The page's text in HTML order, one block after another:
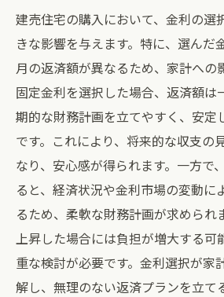
建売住宅の購入において、金利の選
きな影響を与えます。特に、選んだ
月の返済額が異なるため、家計への
固定金利を選択した場合、返済額は
期的な財務計画を立てやすく、安定
です。これにより、将来的な収支の
なり、安心感が得られます。一方で
ると、経済状況や金利市場の変動に
るため、柔軟な財務計画が求められ
上昇した場合には負担が増大する可
重な検討が必要です。金利選択が家
解し、無理のない返済プランを立て